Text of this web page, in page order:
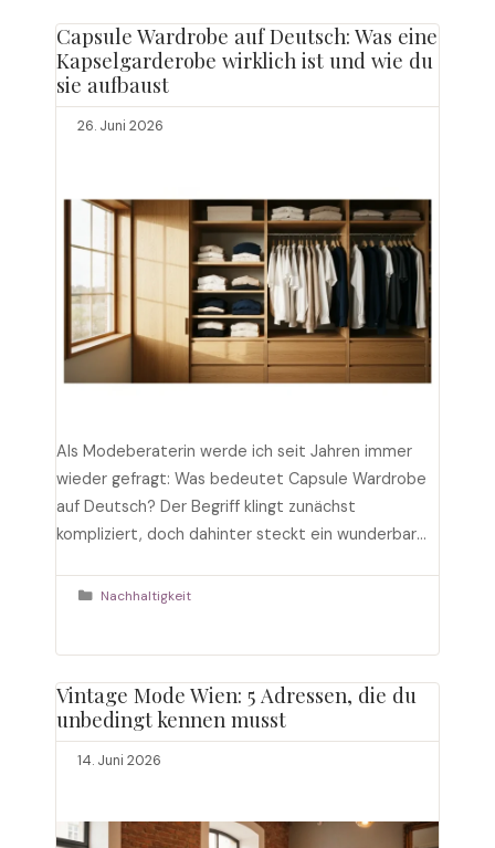
Capsule Wardrobe auf Deutsch: Was eine
Kapselgarderobe wirklich ist und wie du
sie aufbaust
26. Juni 2026
Als Modeberaterin werde ich seit Jahren immer
wieder gefragt: Was bedeutet Capsule Wardrobe
auf Deutsch? Der Begriff klingt zunächst
kompliziert, doch dahinter steckt ein wunderbar
deinen Geldbeutel und die Umwelt gleichermaßen
Weiterlesen
Kategorien
Nachhaltigkeit
Vintage Mode Wien: 5 Adressen, die du
unbedingt kennen musst
14. Juni 2026